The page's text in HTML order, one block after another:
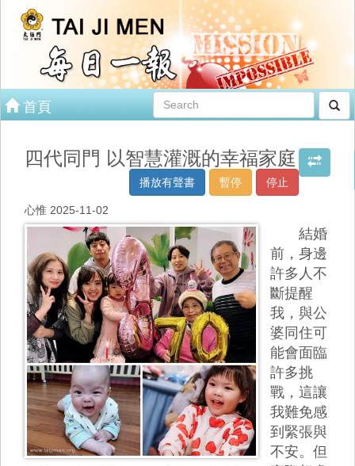
首頁
四代同門 以智慧灌溉的幸福家庭
停止
暫停
播放有聲書
心惟 2025-11-02
結婚
前，身邊
許多人不
斷提醒
我，與公
婆同住可
能會面臨
許多挑
戰，這讓
我難免感
到緊張與
不安。但